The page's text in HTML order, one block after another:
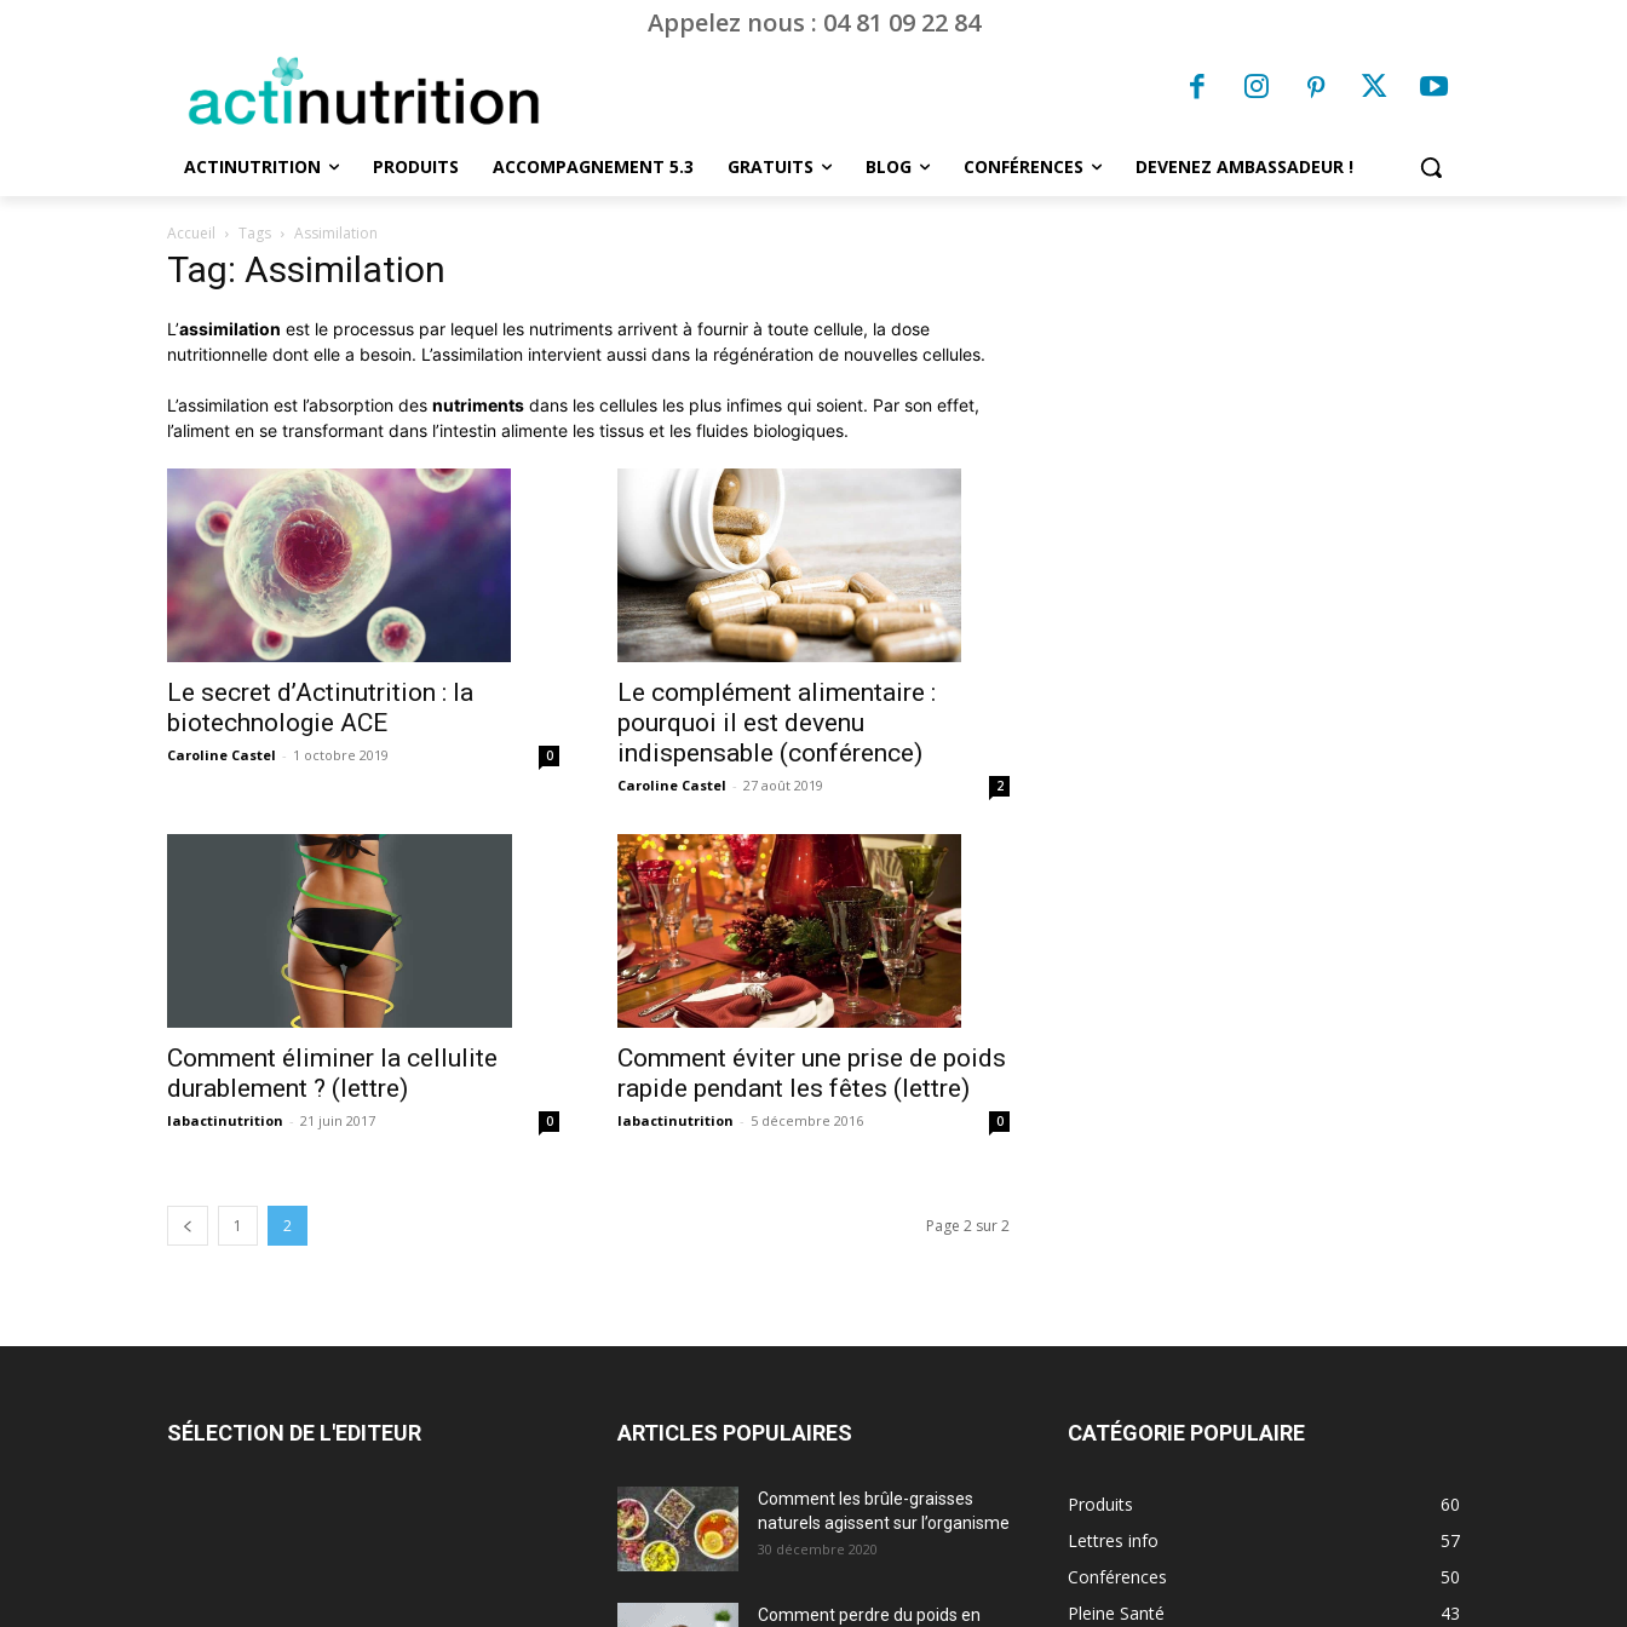
Appelez nous : 04 81 09 22 84
ACTINUTRITION PRODUITS ACCOMPAGNEMENT 5.3 GRATUITS BLOG CONFÉRENCES DEVENEZ AMBASSADEUR !
Accueil Tags Assimilation
Tag: Assimilation
L’assimilation est le processus par lequel les nutriments arrivent à fournir à toute cellule, la dose
nutritionnelle dont elle a besoin. L’assimilation intervient aussi dans la régénération de nouvelles cellules.
L’assimilation est l’absorption des nutriments dans les cellules les plus infimes qui soient. Par son effet,
l’aliment en se transformant dans l’intestin alimente les tissus et les fluides biologiques.
Le secret d’Actinutrition : la
biotechnologie ACE
Caroline Castel - 1 octobre 2019 0
Le complément alimentaire :
pourquoi il est devenu
indispensable (conférence)
Caroline Castel - 27 août 2019 2
Comment éliminer la cellulite
durablement ? (lettre)
labactinutrition - 21 juin 2017 0
Comment éviter une prise de poids
rapide pendant les fêtes (lettre)
labactinutrition - 5 décembre 2016 0
1 2 Page 2 sur 2
SÉLECTION DE L'EDITEUR ARTICLES POPULAIRES
Comment les brûle-graisses
naturels agissent sur l’organisme
30 décembre 2020
Comment perdre du poids en
CATÉGORIE POPULAIRE
Produits
60
Lettres info
57
Conférences
50
Pleine Santé
43